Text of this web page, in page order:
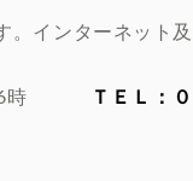
。インターネット及
後6時
ＴＥＬ：０